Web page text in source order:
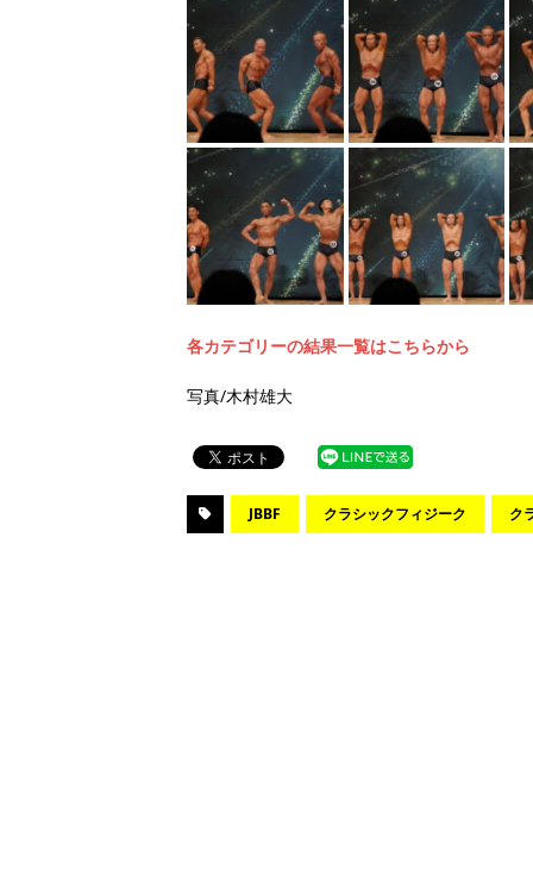
各カテゴリーの結果一覧はこちらから
写真/木村雄大
JBBF クラシックフィジーク ク